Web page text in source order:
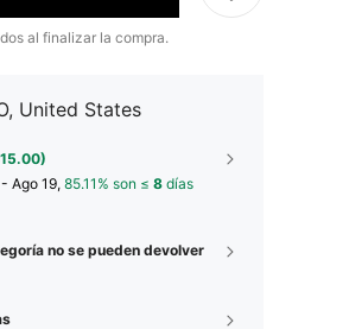
al finalizar la compra.
United States
Ago 19, 85.11% son ≤ 8 días
no se pueden devolver